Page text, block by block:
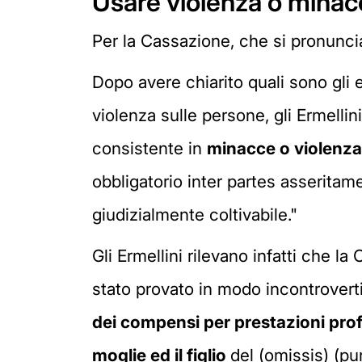
Per la Cassazione, che si
Dopo avere chiarito quali sono gli
violenza sulle persone, gli
consistente in minacce o violenza
obbligatorio inter partes
giudizialmente coltivabile."
Gli Ermellini rilevano infatti che la
stato provato in modo
dei compensi per prestazioni
moglie ed il figlio del (omissis)